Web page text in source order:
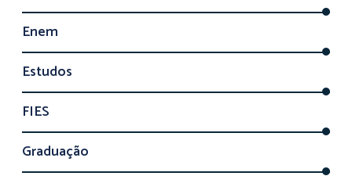
Enem
Estudos
FIES
Graduação